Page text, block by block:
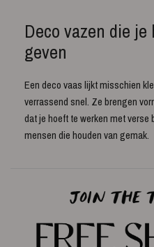
Deco vazen die
geven
Een deco vaas lijkt misschien
verrassend snel. Ze brengen
dat je hoeft te werken met verse
mensen die houden van gemak.